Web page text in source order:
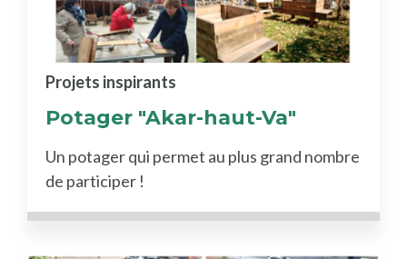
Potager "Akar-haut-Va"
Projets inspirants
Un potager qui permet au plus grand nombre
de participer !